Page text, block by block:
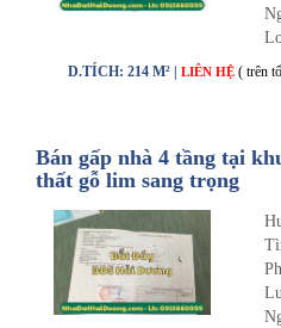
D.TÍCH: 214 M² | LIÊN HỆ ( trên
Bán gấp nhà 4 tầng tại
thất gỗ lim sang trọng